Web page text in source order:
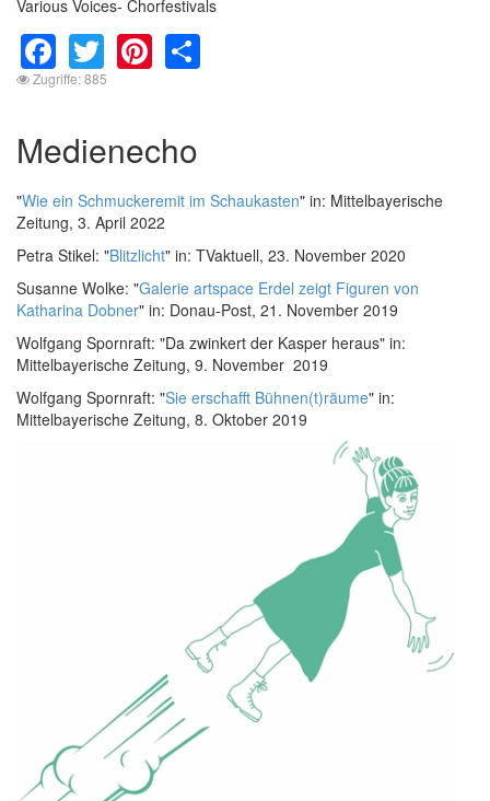
Various Voices- Chorfestivals
Facebook
TwitterPinterest
Zugriffe: 885
Medienecho
"Wie ein Schmuckeremit im Schaukasten" in: Mittelbayerische
Zeitung, 3. April 2022
Petra Stikel: "Blitzlicht" in: TVaktuell, 23. November 2020
Susanne Wolke: "Galerie artspace Erdel zeigt Figuren von
Katharina Dobner" in: Donau-Post, 21. November 2019
Wolfgang Spornraft: "Da zwinkert der Kasper heraus" in:
Mittelbayerische Zeitung, 9. November 2019
Wolfgang Spornraft: "Sie erschafft Bühnen(t)räume" in:
Mittelbayerische Zeitung, 8. Oktober 2019